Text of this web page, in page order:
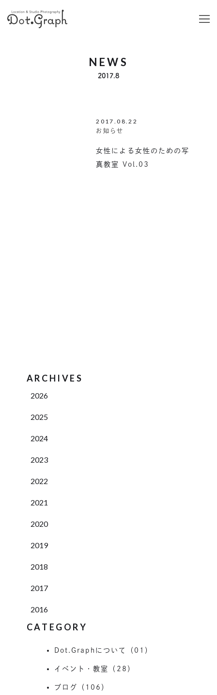
NEWS
2017.8
2017.08.22
お知らせ
女性による女性のための写
真教室 Vol.03
ARCHIVES
2026
2025
2024
2023
2022
2021
2020
2019
2018
2017
2016
CATEGORY
Dot.Graphについて（01）
イベント・教室（28）
ブログ（106）